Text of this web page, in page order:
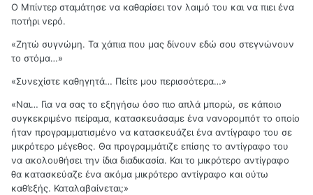
Ο Μπίντερ σταμάτησε να καθαρίσει τον λαιμό του και να πιει ένα
ποτήρι νερό.
«Ζητώ συγνώμη. Τα χάπια που μας δίνουν εδώ σου στεγνώνουν
το στόμα…»
«Συνεχίστε καθηγητά… Πείτε μου περισσότερα…»
«Ναι… Για να σας το εξηγήσω όσο πιο απλά μπορώ, σε κάποιο
συγκεκριμένο πείραμα, κατασκευάσαμε ένα νανορομπότ το οποίο
ήταν προγραμματισμένο να κατασκευάζει ένα αντίγραφο του σε
μικρότερο μέγεθος. Θα προγραμμάτιζε επίσης το αντίγραφο του
να ακολουθήσει την ίδια διαδικασία. Και το μικρότερο αντίγραφο
θα κατασκεύαζε ένα ακόμα μικρότερο αντίγραφο και ούτω
καθ’εξής. Καταλαβαίνεται;»